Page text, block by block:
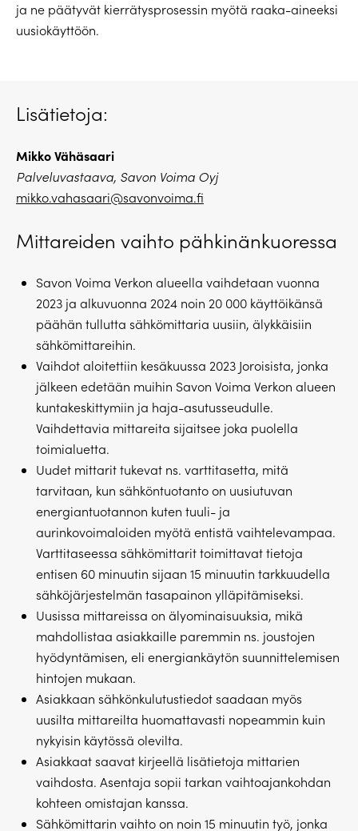
ja ne päätyvät kierrätysprosessin myötä raaka-aineeksi
uusiokäyttöön.
Lisätietoja:
Mikko Vähäsaari
Palveluvastaava, Savon Voima Oyj
mikko.vahasaari@savonvoima.fi
Mittareiden vaihto pähkinänkuoressa
Savon Voima Verkon alueella vaihdetaan vuonna
2023 ja alkuvuonna 2024 noin 20 000 käyttöikänsä
päähän tullutta sähkömittaria uusiin, älykkäisiin
sähkömittareihin.
Vaihdot aloitettiin kesäkuussa 2023 Joroisista, jonka
jälkeen edetään muihin Savon Voima Verkon alueen
kuntakeskittymiin ja haja-asutusseudulle.
Vaihdettavia mittareita sijaitsee joka puolella
toimialuetta.
Uudet mittarit tukevat ns. varttitasetta, mitä
tarvitaan, kun sähköntuotanto on uusiutuvan
energiantuotannon kuten tuuli- ja
aurinkovoimaloiden myötä entistä vaihtelevampaa.
Varttitaseessa sähkömittarit toimittavat tietoja
entisen 60 minuutin sijaan 15 minuutin tarkkuudella
sähköjärjestelmän tasapainon ylläpitämiseksi.
Uusissa mittareissa on älyominaisuuksia, mikä
mahdollistaa asiakkaille paremmin ns. joustojen
hyödyntämisen, eli energiankäytön suunnittelemisen
hintojen mukaan.
Asiakkaan sähkönkulutustiedot saadaan myös
uusilta mittareilta huomattavasti nopeammin kuin
nykyisin käytössä olevilta.
Asiakkaat saavat kirjeellä lisätietoja mittarien
vaihdosta. Asentaja sopii tarkan vaihtoajankohdan
kohteen omistajan kanssa.
Sähkömittarin vaihto on noin 15 minuutin työ, jonka